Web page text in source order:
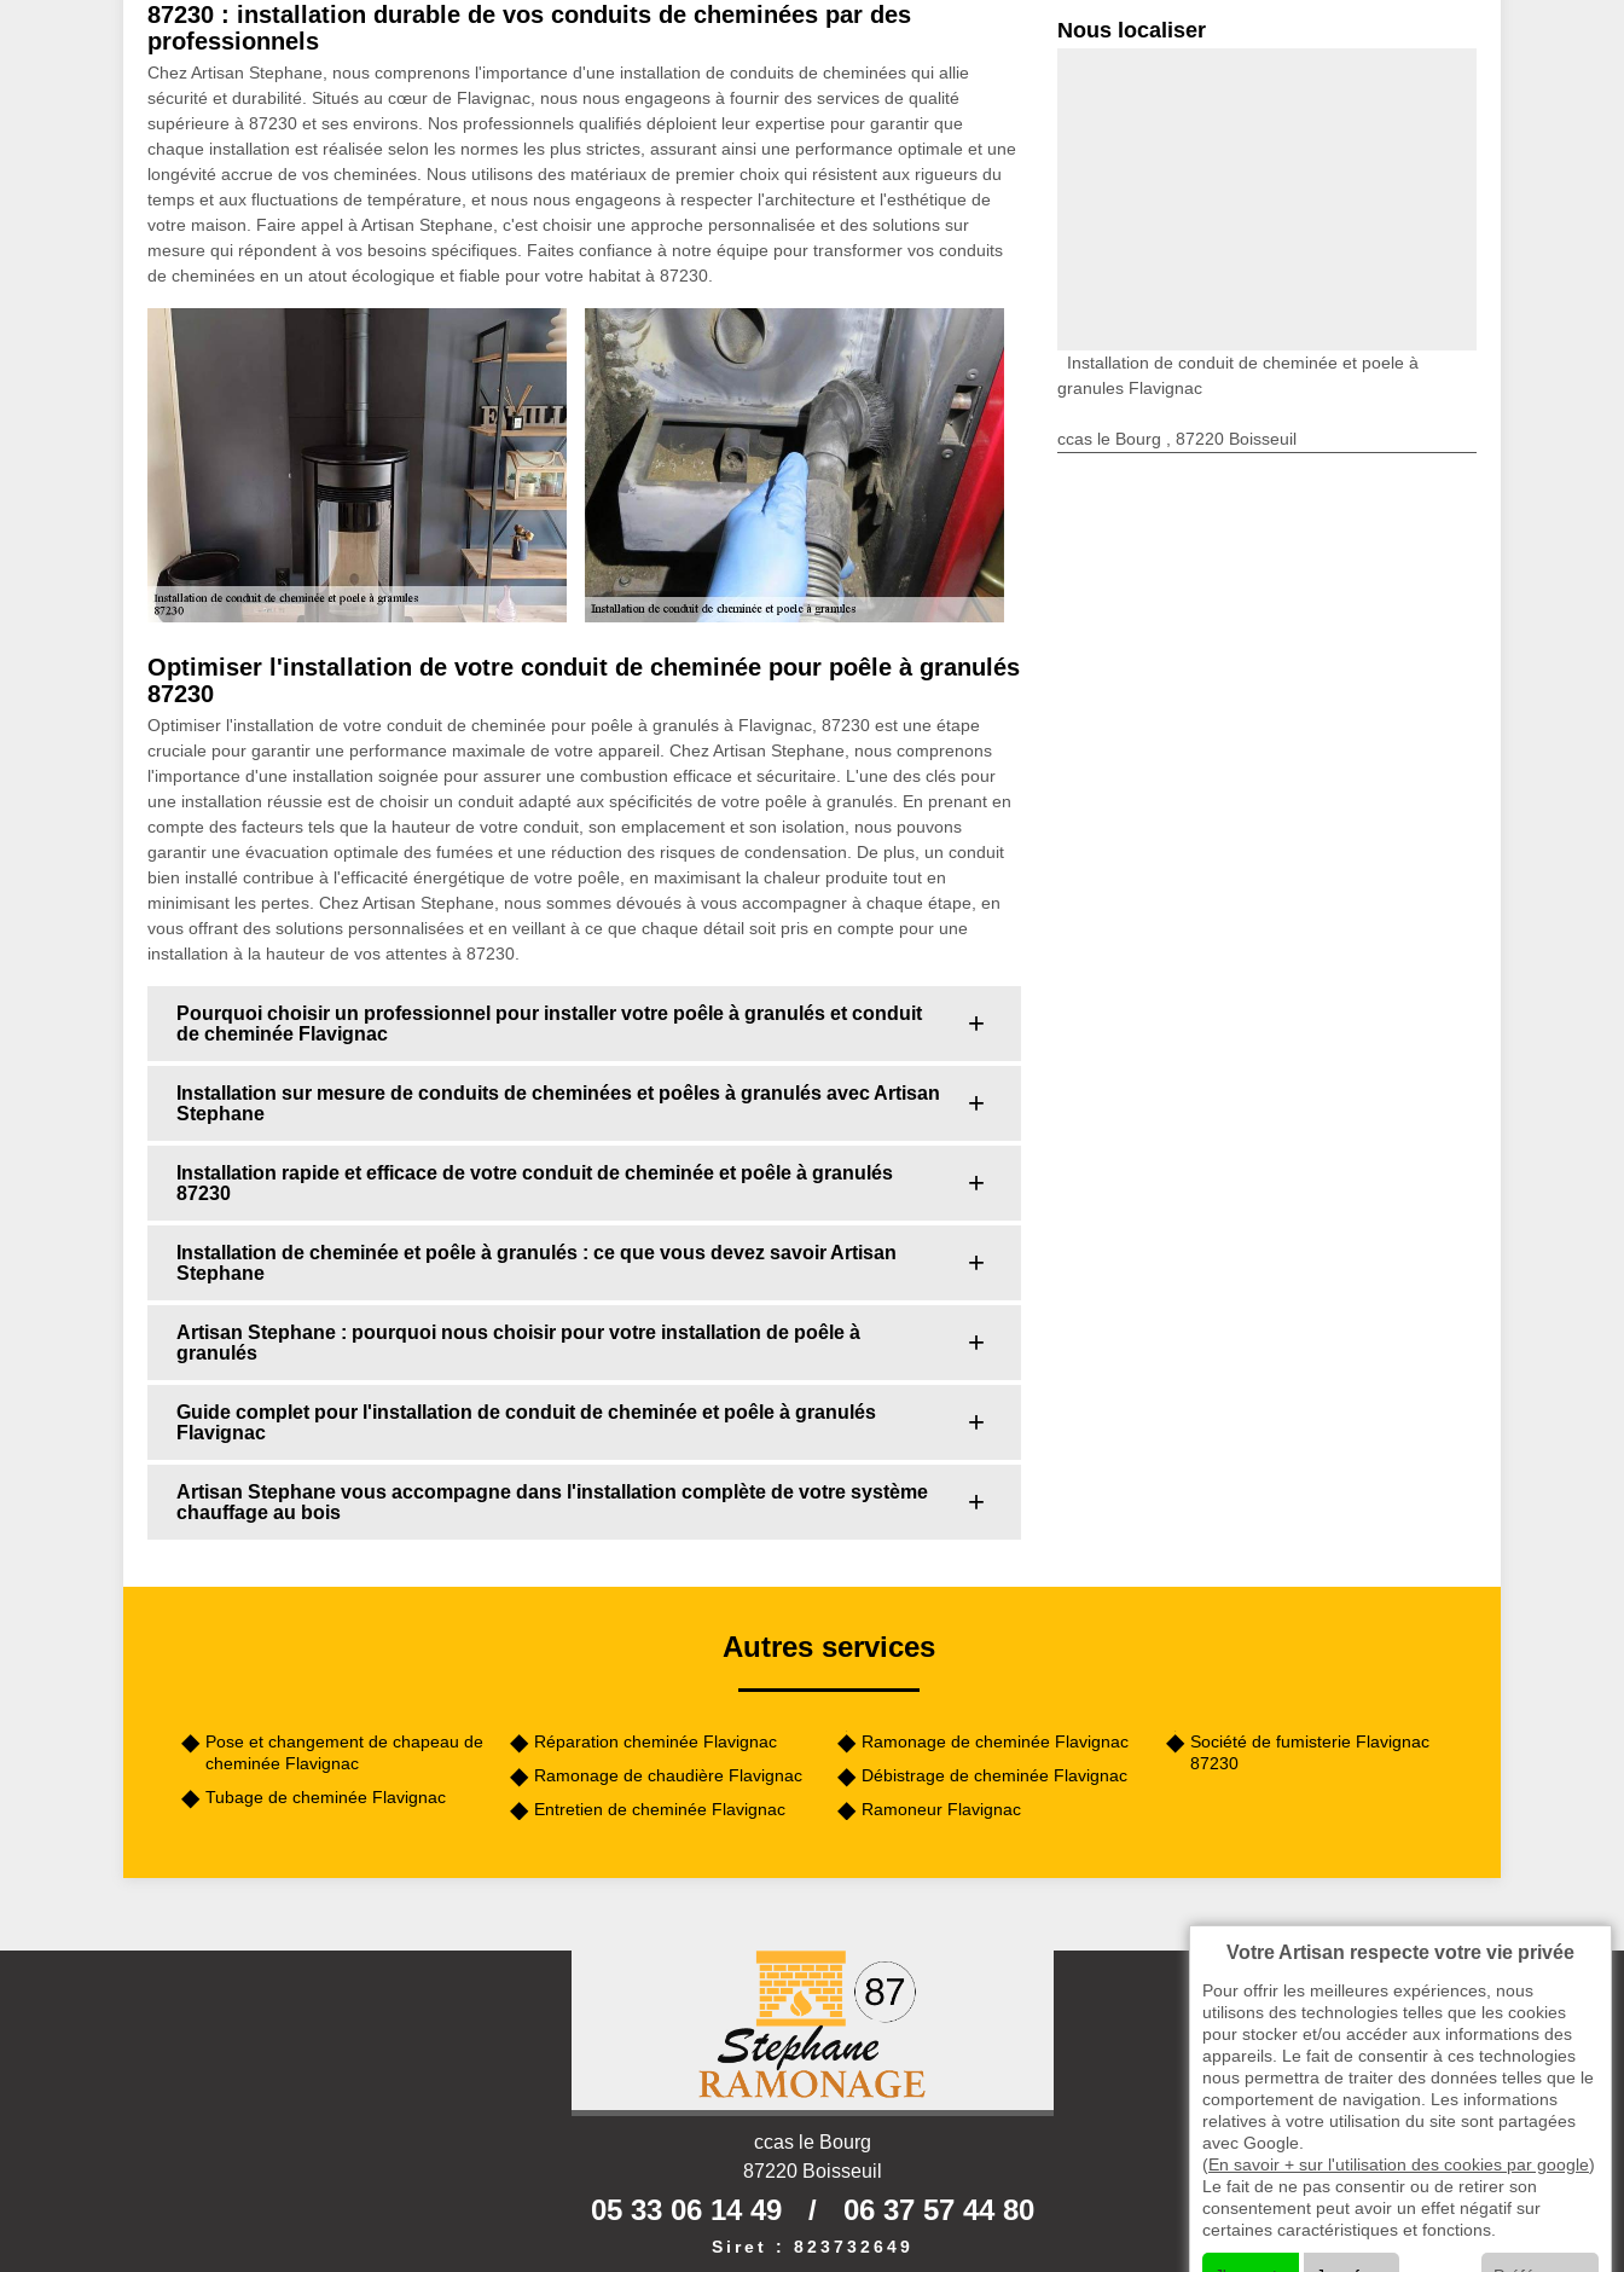
87230 : installation durable de vos conduits de cheminées par des
professionnels
Chez Artisan Stephane, nous comprenons l'importance d'une installation de conduits de cheminées qui allie
sécurité et durabilité. Situés au cœur de Flavignac, nous nous engageons à fournir des services de qualité
supérieure à 87230 et ses environs. Nos professionnels qualifiés déploient leur expertise pour garantir que
chaque installation est réalisée selon les normes les plus strictes, assurant ainsi une performance optimale et une
longévité accrue de vos cheminées. Nous utilisons des matériaux de premier choix qui résistent aux rigueurs du
temps et aux fluctuations de température, et nous nous engageons à respecter l'architecture et l'esthétique de
votre maison. Faire appel à Artisan Stephane, c'est choisir une approche personnalisée et des solutions sur
mesure qui répondent à vos besoins spécifiques. Faites confiance à notre équipe pour transformer vos conduits
de cheminées en un atout écologique et fiable pour votre habitat à 87230.
Optimiser l'installation de votre conduit de cheminée pour poêle à granulés
87230
Optimiser l'installation de votre conduit de cheminée pour poêle à granulés à Flavignac, 87230 est une étape
cruciale pour garantir une performance maximale de votre appareil. Chez Artisan Stephane, nous comprenons
l'importance d'une installation soignée pour assurer une combustion efficace et sécuritaire. L'une des clés pour
une installation réussie est de choisir un conduit adapté aux spécificités de votre poêle à granulés. En prenant en
compte des facteurs tels que la hauteur de votre conduit, son emplacement et son isolation, nous pouvons
garantir une évacuation optimale des fumées et une réduction des risques de condensation. De plus, un conduit
bien installé contribue à l'efficacité énergétique de votre poêle, en maximisant la chaleur produite tout en
minimisant les pertes. Chez Artisan Stephane, nous sommes dévoués à vous accompagner à chaque étape, en
vous offrant des solutions personnalisées et en veillant à ce que chaque détail soit pris en compte pour une
installation à la hauteur de vos attentes à 87230.
Pourquoi choisir un professionnel pour installer votre poêle à granulés et conduit
de cheminée Flavignac
Installation sur mesure de conduits de cheminées et poêles à granulés avec Artisan
Stephane
Installation rapide et efficace de votre conduit de cheminée et poêle à granulés
87230
Installation de cheminée et poêle à granulés : ce que vous devez savoir Artisan
Stephane
Artisan Stephane : pourquoi nous choisir pour votre installation de poêle à
granulés
Guide complet pour l'installation de conduit de cheminée et poêle à granulés
Flavignac
Artisan Stephane vous accompagne dans l'installation complète de votre système
chauffage au bois
Nous localiser
Installation de conduit de cheminée et poele à
granules Flavignac
ccas le Bourg , 87220 Boisseuil
Autres services
Pose et changement de chapeau de
cheminée Flavignac
Tubage de cheminée Flavignac
Réparation cheminée Flavignac
Ramonage de chaudière Flavignac
Entretien de cheminée Flavignac
Ramonage de cheminée Flavignac
Débistrage de cheminée Flavignac
Ramoneur Flavignac
Société de fumisterie Flavignac
87230
ccas le Bourg
87220 Boisseuil
05 33 06 14 49 / 06 37 57 44 80
Siret : 823732649
Votre Artisan respecte votre vie privée
Pour offrir les meilleures expériences, nous
utilisons des technologies telles que les cookies
pour stocker et/ou accéder aux informations des
appareils. Le fait de consentir à ces technologies
nous permettra de traiter des données telles que le
comportement de navigation. Les informations
relatives à votre utilisation du site sont partagées
avec Google.
(En savoir + sur l'utilisation des cookies par google)
Le fait de ne pas consentir ou de retirer son
consentement peut avoir un effet négatif sur
certaines caractéristiques et fonctions.